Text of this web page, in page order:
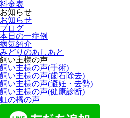
料金表
お知らせ
お知らせ
ブログ
本日の一症例
病気紹介
みどりのあしあと
飼い主様の声
飼い主様の声(手術)
飼い主様の声(歯石除去)
飼い主様の声(避妊・去勢)
飼い主様の声(健康診断)
虹の橋の声